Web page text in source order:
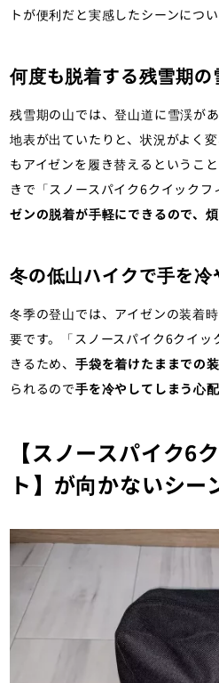
トが便利だと実感したシーンについ
何度も脱着する残雪期の
残雪期の山では、登山道に雪渓が
地表が出ていたりと、状況がよく
もアイゼンを履き替えるというこ
きで「スノースパイク6クイックフ
ゼンの脱着が手軽にできるので、
冬の低山ハイクで手を
冬季の登山では、アイゼンの装着
要です。「スノースパイク6クイ
きるため、 手袋を着けたままでの
られるので手を冷やしてしまう心
【スノースパイク6
ト】が向かないシー